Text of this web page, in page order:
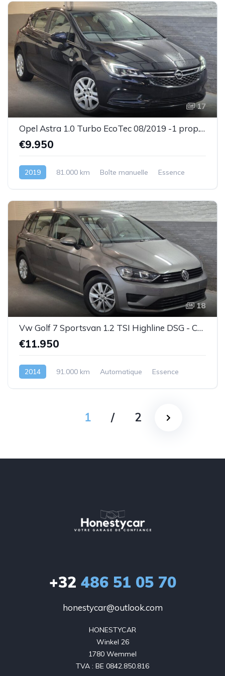
17
Opel Astra 1.0 Turbo EcoTec 08/2019 -1 prop.- Très bel état- Garantie
€9.950
2019 81.000 km Boîte manuelle Essence
18
Vw Golf 7 Sportsvan 1.2 TSI Highline DSG - Cuir-1prop.- Garantie
€11.950
2014 91.000 km Automatique Essence
1 / 2
+32 486 51 05 70
honestycar@outlook.com
HONESTYCAR
Winkel 26
1780 Wemmel
TVA : BE 0842.850.816